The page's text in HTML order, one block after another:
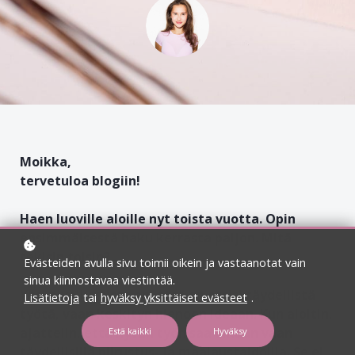
Moikka,
tervetuloa blogiin!
Haen luoville aloille nyt toista vuotta. Opin
ensimmäisestä haku kerrasta paljon. Mitä
tekisin toisin?
Yksi oivalluksista on, että en etsisi täydellistä
työtä, vaan keskityn hienoon ideaan. Kun aloitin,
ajattelin, että hyvän työn saa aikaan vaan
Evästeiden avulla sivu toimii oikein ja vastaanotat vain
sinua kiinnostavaa viestintää.
Lisätietoja tai hyväksy yksittäiset evästeet .
Estä kaikki Hyväksy